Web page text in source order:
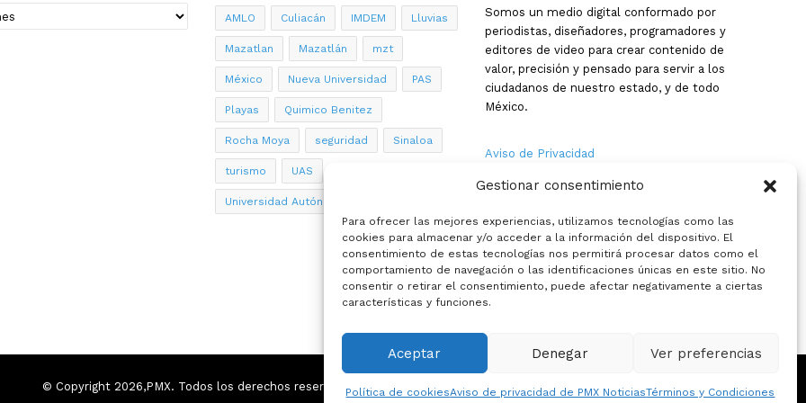
Gestionar consentimiento
Para ofrecer las mejores experiencias, utilizamos tecnologías como las
cookies para almacenar y/o acceder a la información del dispositivo. El
consentimiento de estas tecnologías nos permitirá procesar datos como el
comportamiento de navegación o las identificaciones únicas en este sitio. No
consentir o retirar el consentimiento, puede afectar negativamente a ciertas
características y funciones.
Aceptar Denegar Ver preferencias
Política de cookiesAviso de privacidad de PMX NoticiasTérminos y Condiciones
AMLO Culiacán IMDEM Lluvias
Mazatlan Mazatlán mzt
México Nueva Universidad PAS
Playas Quimico Benitez
Rocha Moya seguridad Sinaloa
turismo UAS
Universidad Autónoma de Sinaloa
Somos un medio digital conformado por
periodistas, diseñadores, programadores y
editores de video para crear contenido de
valor, precisión y pensado para servir a los
ciudadanos de nuestro estado, y de todo
México.
Aviso de Privacidad
Nosotros
Términos y Condiciones
Política de Cookies
© Copyright 2026,PMX. Todos los derechos reservados.